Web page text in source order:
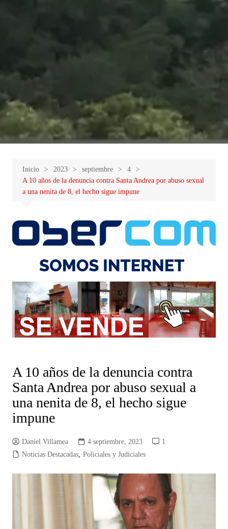
Inicio 2023 septiembre
4
A 10 años de la denuncia contra Santa Andrea por abuso sexual
a una nenita de 8, el hecho sigue impune
A 10 años de la denuncia contra
Santa Andrea por abuso sexual a
una nenita de 8, el hecho sigue
impune
Daniel Villamea 4 septiembre, 2023
1
Noticias Destacadas, Policiales y Judiciales